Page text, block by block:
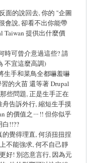
面的說回去, 你的 "企圖
會說, 卻看不出你能帶
Taiwan 提供出什麼價
時可曾介意過這些? 請
不宜這麼高調)
生手和菜鳥全都嚇羞嚇
的火苗 還等著 Drupal
些問題, 正是生手正在
告訴外行, 縮短生手摸
的價值之ㄧ!! 但你似乎
白!!??
覺得理直, 何須扭扭捏
不能強求, 何不自己靜
好! 別恣意言行, 因為元